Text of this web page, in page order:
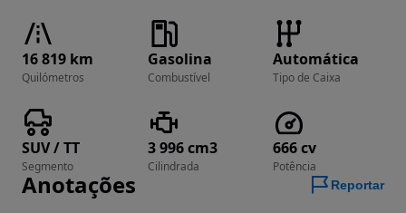
16 819 km
Quilómetros
Gasolina
Combustível
Automática
Tipo de Caixa
SUV / TT
Segmento
3 996 cm3
Cilindrada
666 cv
Potência
Anotações Reportar